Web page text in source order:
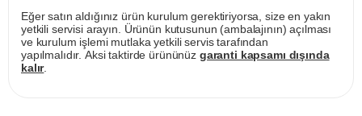
Eğer satın aldığınız ürün kurulum gerektiriyorsa, size en yakın
yetkili servisi arayın. Ürünün kutusunun (ambalajının) açılması
ve kurulum işlemi mutlaka yetkili servis tarafından
yapılmalıdır. Aksi taktirde ürününüz garanti kapsamı dışında
kalır.